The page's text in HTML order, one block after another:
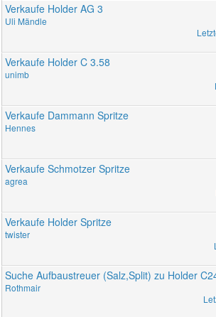
Verkaufe Holder AG 3
Uli Mändle
Verkaufe Holder C 3.58
unimb
Verkaufe Dammann Spritze
Hennes
Verkaufe Schmotzer Spritze
agrea
Verkaufe Holder Spritze
twister
Suche Aufbaustreuer (Salz,Split) zu Holder
Rothmair